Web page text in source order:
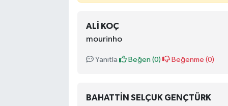
ALI KOÇ
mourinho
Yanıtla Beğen (0) Beğenme (0)
BAHATTIN SELÇUK GENÇTÜRK